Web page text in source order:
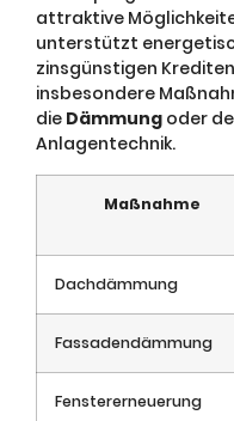
attraktive
unterstützt
zinsgünstigen
insbesondere
die Dämmung oder
Anlagentechnik.
Maßnahme
Dachdämmung
Fassadendämmung
Fenstererneuerung